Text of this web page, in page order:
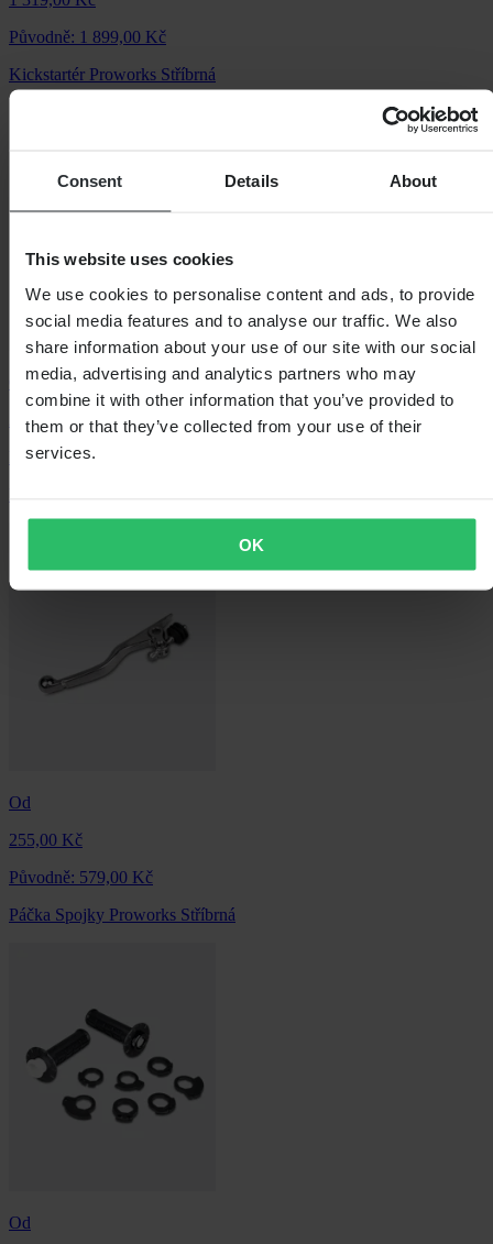
Consent Details About
This website uses cookies
We use cookies to personalise content and ads, to provide
social media features and to analyse our traffic. We also
share information about your use of our site with our social
media, advertising and analytics partners who may
combine it with other information that you’ve provided to
them or that they’ve collected from your use of their
services.
OK
Původně: 1 899,00 Kč
Kickstartér Proworks Stříbrná
Od
255,00 Kč
Původně: 579,00 Kč
Od
255,00 Kč
Původně: 579,00 Kč
Páčka Spojky Proworks Stříbrná
Od